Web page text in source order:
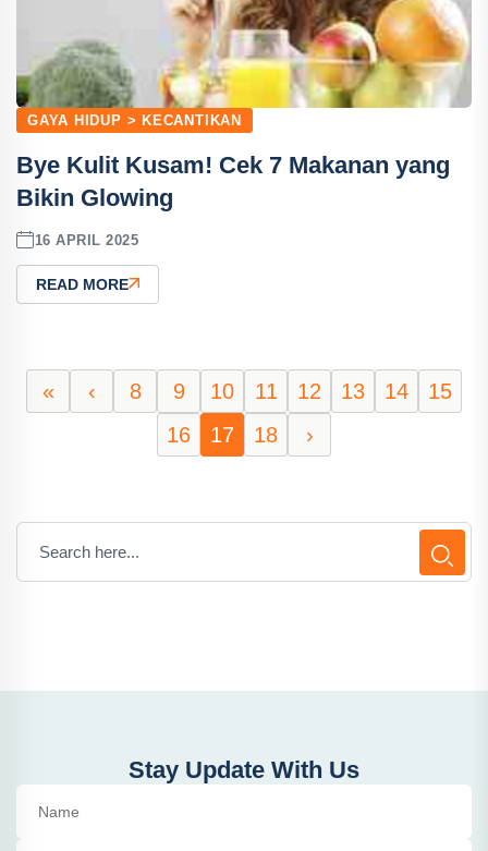
GAYA HIDUP > KECANTIKAN
Bye Kulit Kusam! Cek 7 Makanan yang
Bikin Glowing
16 APRIL 2025
READ MORE
« ‹ 8 9 10 11 12 13 14
15
16
17 18 ›
Stay Update With Us